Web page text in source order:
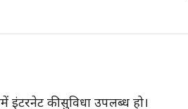
की सुविधा उपलब्ध हो।